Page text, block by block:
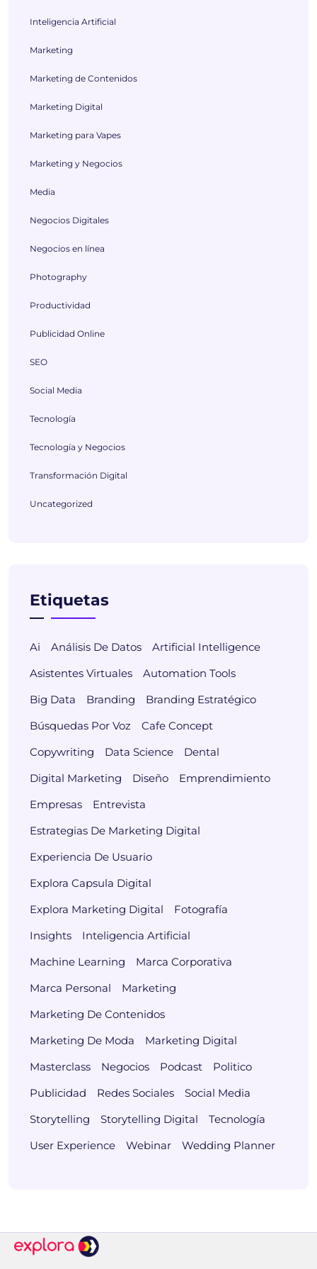
Inteligencia Artificial
Marketing
Marketing de Contenidos
Marketing Digital
Marketing para Vapes
Marketing y Negocios
Media
Negocios Digitales
Negocios en línea
Photography
Productividad
Publicidad Online
SEO
Social Media
Tecnología
Tecnología y Negocios
Transformación Digital
Uncategorized
Etiquetas
Ai Análisis De Datos
Artificial Intelligence
Asistentes Virtuales
Automation Tools
Big Data
Branding
Branding Estratégico
Búsquedas Por Voz
Cafe Concept
Copywriting
Data Science
Dental
Digital Marketing
Diseño
Emprendimiento
Empresas
Entrevista
Estrategias De Marketing Digital
Experiencia De Usuario
Explora Capsula Digital
Explora Marketing Digital
Fotografía
Insights
Inteligencia Artificial
Machine Learning
Marca Corporativa
Marca Personal
Marketing
Marketing De Contenidos
Marketing De Moda
Marketing Digital
Masterclass
Negocios Podcast
Politico
Publicidad
Redes Sociales
Social Media
Storytelling
Storytelling Digital
Tecnología
User Experience
Webinar Wedding Planner